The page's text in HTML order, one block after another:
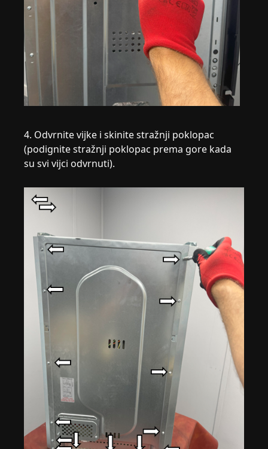
4. Odvrnite vijke i skinite stražnji poklopac
(podignite stražnji poklopac prema gore kada
su svi vijci odvrnuti).